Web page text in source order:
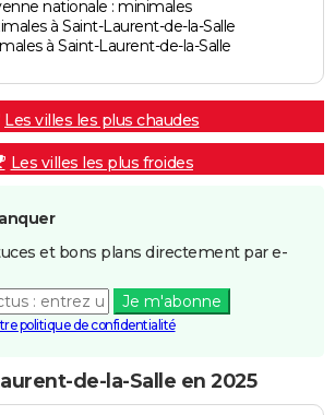
nationale : minimales
à Saint-Laurent-de-la-Salle
à Saint-Laurent-de-la-Salle
Les villes les plus chaudes
Les villes les plus froides
et bons plans directement par e-
Je m'abonne
politique de confidentialité
de-la-Salle en 2025